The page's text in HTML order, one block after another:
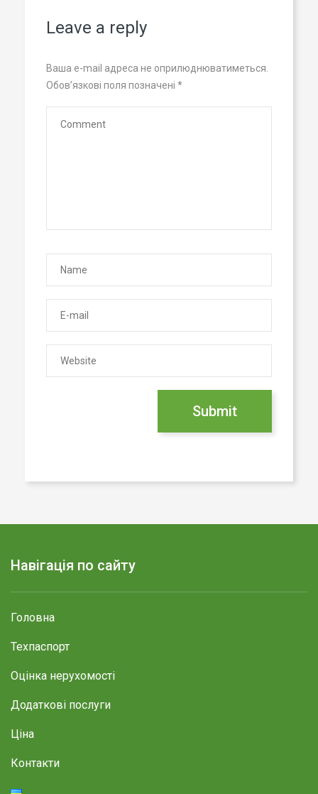
Leave a reply
Ваша e-mail адреса не оприлюднюватиметься.
Обов’язкові поля позначені *
Навігація по сайту
Головна
Техпаспорт
Оцінка нерухомості
Додаткові послуги
Ціна
Контакти